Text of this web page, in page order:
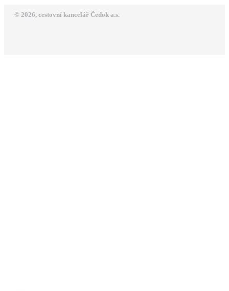
© 2026, cestovní kancelář Čedok a.s.